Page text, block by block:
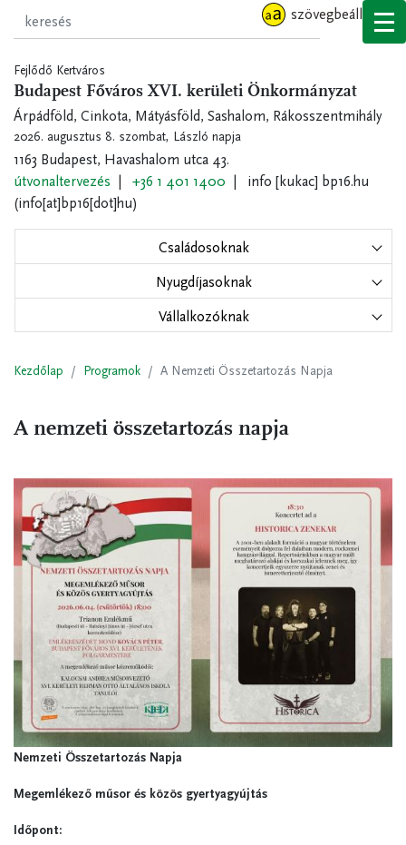
szövegbeállítások
Fejlődő Kertváros
Budapest Főváros XVI. kerületi Önkormányzat
Árpádföld, Cinkota, Mátyásföld, Sashalom, Rákosszentmihály
2026. augusztus 8. szombat, László napja
1163 Budapest, Havashalom utca 43.
útvonaltervezés
+36 1 401 1400 info [kukac] bp16.hu
(info[at]bp16[dot]hu)
Családosoknak
Nyugdíjasoknak
Vállalkozóknak
Kezdőlap Programok A Nemzeti Összetartozás Napja
A nemzeti összetartozás napja
Nemzeti Összetartozás Napja
Megemlékező műsor és közös gyertyagyújtás
Időpont: